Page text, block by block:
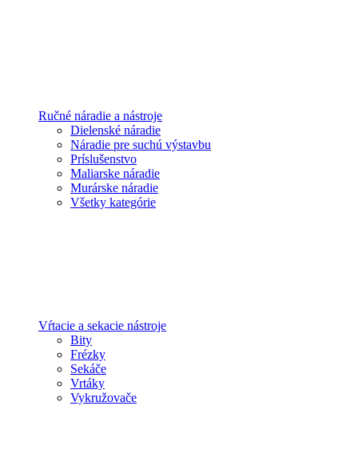
Ručné náradie a nástroje
Dielenské náradie
Náradie pre suchú výstavbu
Príslušenstvo
Maliarske náradie
Murárske náradie
Všetky kategórie
Vŕtacie a sekacie nástroje
Bity
Frézky
Sekáče
Vrtáky
Vykružovače